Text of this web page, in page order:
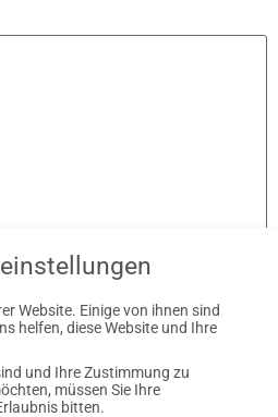
Website. Einige von ihnen sind
helfen, diese Website und Ihre
und Ihre Zustimmung zu
müssen Sie Ihre
bitten.